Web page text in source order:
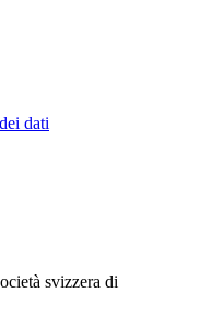
dati
svizzera di